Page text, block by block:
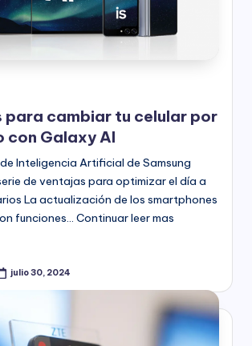
para cambiar tu celular por
con Galaxy AI
Inteligencia Artificial de Samsung
de ventajas para optimizar el día a
La actualización de los smartphones
funciones… Continuar leer mas
julio 30, 2024